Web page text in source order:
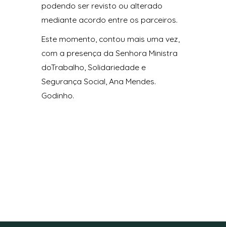
podendo ser revisto ou alterado
mediante acordo entre os parceiros.
Este momento, contou mais uma vez,
com a presença da Senhora Ministra
doTrabalho, Solidariedade e
Segurança Social, Ana Mendes.
Godinho.